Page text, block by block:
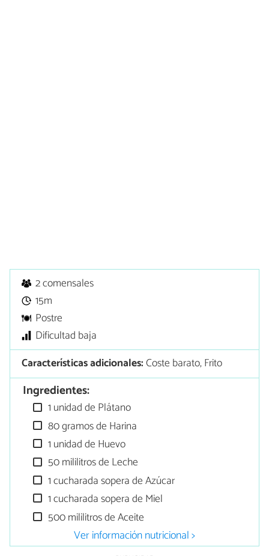
2 comensales
15m
Postre
Dificultad baja
Características adicionales:Coste barato, Frito
Ingredientes:
1 unidad de Plátano
80 gramos de Harina
1 unidad de Huevo
50 mililitros de Leche
1 cucharada sopera de Azúcar
1 cucharada sopera de Miel
500 mililitros de Aceite
Ver información nutricional >